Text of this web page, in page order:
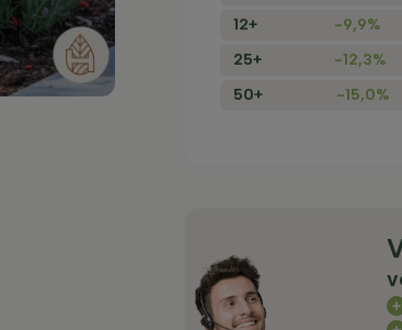
12+
-9,9%
25+
-12,3%
50+
-15,0%